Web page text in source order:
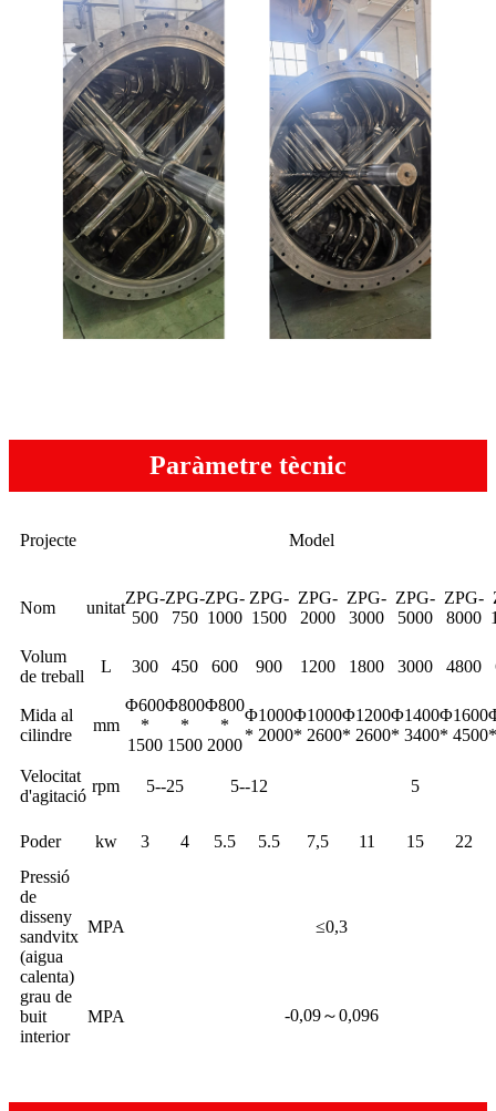
Paràmetre tècnic
Projecte Model
Nom unitat
ZPG-
500
ZPG-
750
ZPG-
1000
ZPG-
1500
ZPG-
2000
ZPG-
3000
ZPG-
5000
ZPG-
8000
Volum
de treball
L 300 450 600 900 1200 1800 3000 4800
Mida al
cilindre
mm
Φ600
*
1500
Φ800
*
1500
Φ800
*
2000
Φ1000
* 2000
Φ1000
* 2600
Φ1200
* 2600
Φ1400
* 3400
Φ1600
* 4500
Velocitat
d'agitació
rpm 5--25 5--12 5
Poder kw 3 4 5.5 5.5 7,5 11 15
22
Pressió
de
disseny
sandvitx
(aigua
calenta)
MPA ≤0,3
grau de
buit
interior
MPA -0,09～0,096